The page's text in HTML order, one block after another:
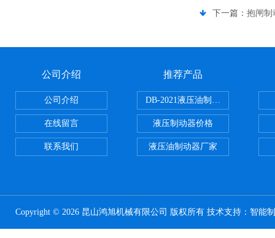
下一篇： 抱闸制
公司介绍
公司介绍
在线留言
联系我们
推荐产品
DB-2021液压油制动器
液压制动器价格
液压油制动器厂家
Copyright © 2026 昆山鸿旭机械有限公司 版权所有 技术支持： 智能